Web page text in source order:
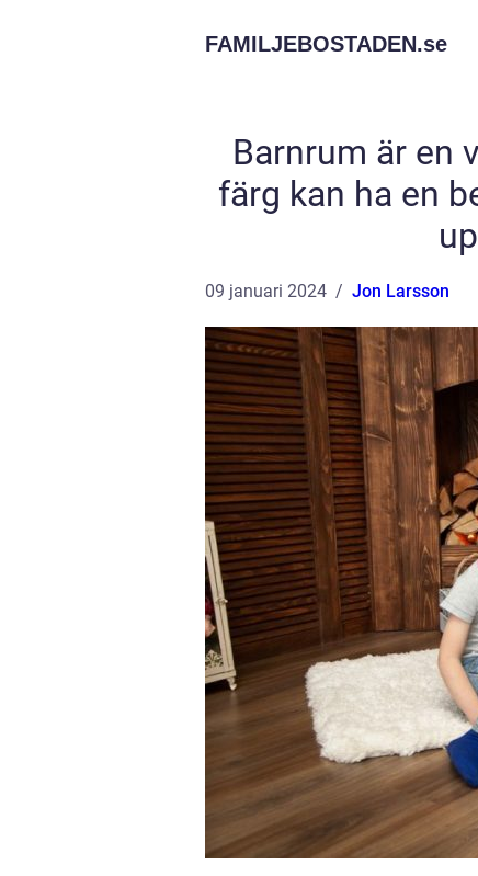
FAMILJEBOSTADEN.se
Barnrum är en
färg kan ha en
09 januari 2024 Jon Larsson